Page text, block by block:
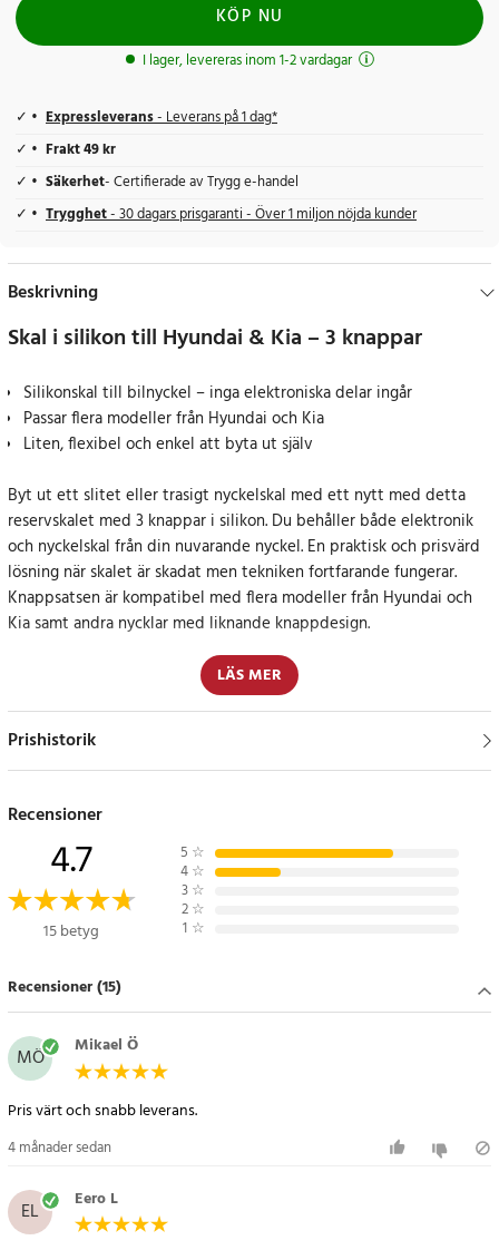
KÖP NU
I lager, levereras inom 1-2 vardagar
Expressleverans- Leverans på 1 dag*
Frakt 49 kr
Säkerhet- Certifierade av Trygg e-handel
Trygghet- 30 dagars prisgaranti - Över 1 miljon nöjda kunder
Beskrivning
Skal i silikon till Hyundai & Kia – 3 knappar
Silikonskal till bilnyckel – inga elektroniska delar ingår
Passar flera modeller från Hyundai och Kia
Liten, flexibel och enkel att byta ut själv
Byt ut ett slitet eller trasigt nyckelskal med ett nytt med detta
reservskalet med 3 knappar i silikon. Du behåller både elektronik
och nyckelskal från din nuvarande nyckel. En praktisk och prisvärd
lösning när skalet är skadat men tekniken fortfarande fungerar.
Knappsatsen är kompatibel med flera modeller från Hyundai och
Kia samt andra nycklar med liknande knappdesign.
Viktigt att kontrollera före köp
Kontrollera att skalet har samma form och layout som ditt
nuvarande innan du beställer. Nyckelskalet är endast avsett att
fungera med den Android-version som är förinstallerad i enheten.
- Vikt: 2 g
- Storlek: 33 × 25 × 4 mm
- Kompatibilitet: Hyundai och Kia bilnycklar med samma
knappdesign
LÄS MER
Prishistorik
Recensioner
4.7
15 betyg
5 ☆
4 ☆
3 ☆
2 ☆
1 ☆
Recensioner (15)
MÖ Mikael Ö
Pris värt och snabb leverans.
4 månader sedan
EL Eero L